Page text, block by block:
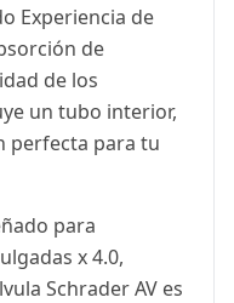
Experiencia de
de
de los
un tubo interior,
perfecta para tu
para
x 4.0,
Schrader AV es